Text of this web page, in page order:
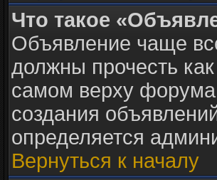
Что такое
Объявление чаще
должны прочесть
самом верху
создания
определяется
Вернуться к началу